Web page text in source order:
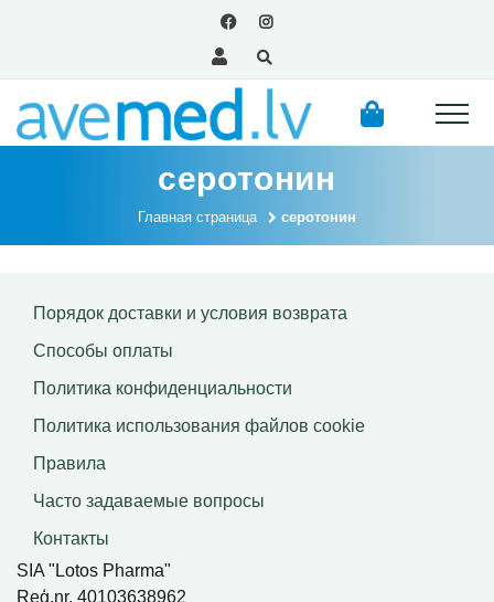
серотонин
Главная страница серотонин
Порядок доставки и условия возврата
Способы оплаты
Политика конфиденциальности
Политика использования файлов сookie
Правила
Часто задаваемые вопросы
Контакты
SIA "Lotos Pharma"
Reģ.nr. 40103638962